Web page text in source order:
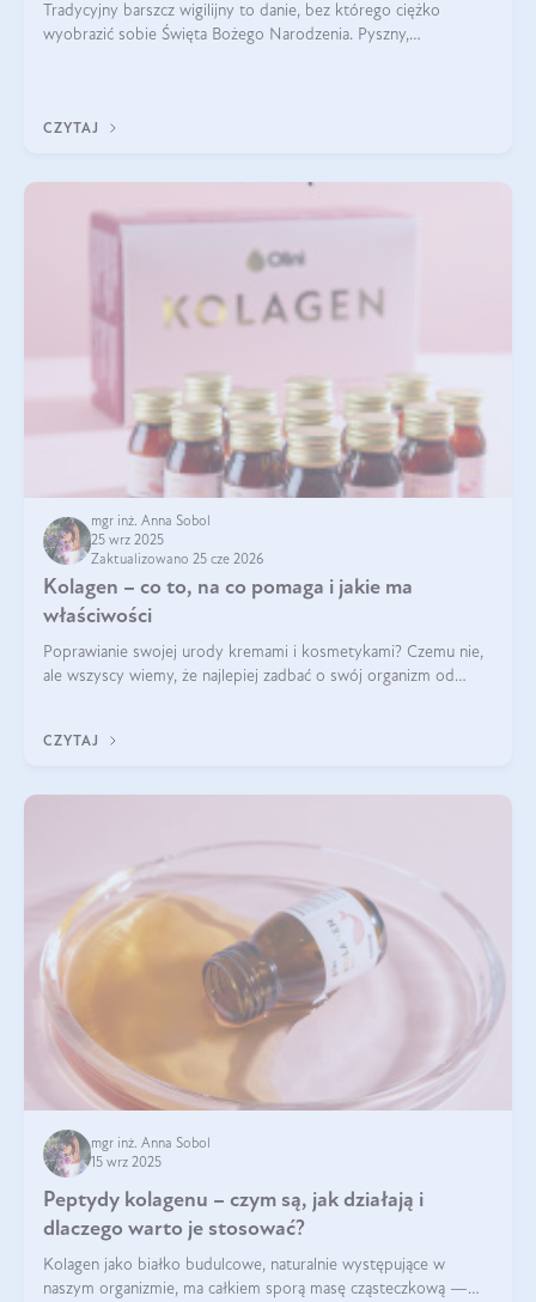
Tradycyjny barszcz wigilijny to danie, bez którego ciężko
wyobrazić sobie Święta Bożego Narodzenia. Pyszny,
CZYTAJ
mgr inż. Anna Sobol
25 wrz 2025
Zaktualizowano 25 cze 2026
Kolagen – co to, na co pomaga i jakie ma
właściwości
Poprawianie swojej urody kremami i kosmetykami? Czemu nie,
ale wszyscy wiemy, że najlepiej zadbać o swój organizm od
wysokiej jakości suplem
CZYTAJ
mgr inż. Anna Sobol
15 wrz 2025
Peptydy kolagenu – czym są, jak działają i
dlaczego warto je stosować?
Kolagen jako białko budulcowe, naturalnie występujące w
naszym organizmie, ma całkiem sporą masę cząsteczkową —